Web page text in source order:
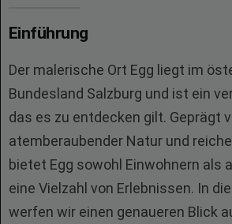
Einführung
Der malerische Ort Egg liegt im
Bundesland Salzburg und ist ein
das es zu entdecken gilt. Geprägt
atemberaubender Natur und
bietet Egg sowohl Einwohnern als
eine Vielzahl von Erlebnissen. In
werfen wir einen genaueren Blick